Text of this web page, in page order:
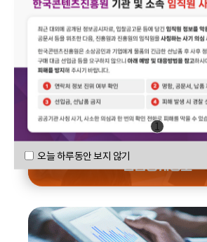
1
오늘 하루동안 보지 않기
연구보고서
산업통계정보